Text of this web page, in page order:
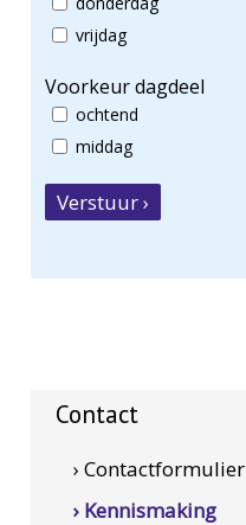
vrijdag
Voorkeur dagdeel
ochtend
middag
Verstuur ›
Contact
› Contactformulier
› Kennismaking